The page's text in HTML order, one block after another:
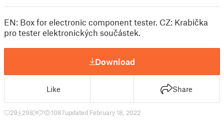
EN: Box for electronic component tester. CZ: Krabička
pro tester elektronických součástek.
Download
Like Share
29 298 7 1087updated February 18, 2022